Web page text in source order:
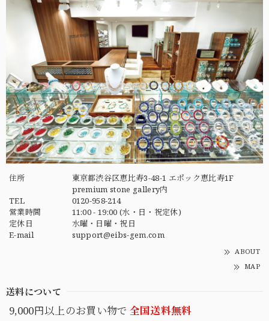
住所
東京都渋谷区恵比寿3-48-1 エポック恵比寿1F
premium stone gallery内
TEL
0120-958-214
営業時間
11:00 - 19:00 (水・日・祝定休)
定休日
水曜・日曜・祝日
E-mail
support@eibs-gem.com
ABOUT
MAP
送料について
9,000円以上のお買い物で 全国送料無料